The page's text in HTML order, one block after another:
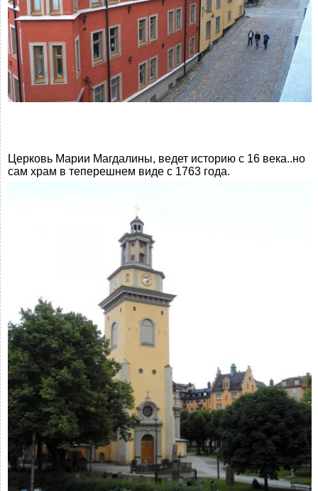
Церковь Марии Магдалины, ведет историю с 16 века..но
сам храм в теперешнем виде с 1763 года.